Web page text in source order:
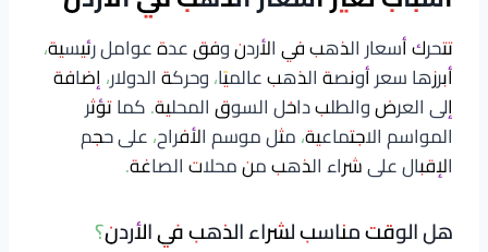
تتحرك أسعار الذهب في الأردن وفق عدة عوامل رئيسية،
أبرزها سعر أونصة الذهب عالميًا، وحركة الدولار، إضافة
إلى العرض والطلب داخل السوق المحلية. كما تؤثر
المواسم الاجتماعية، مثل موسم الأفراح، على حجم
الإقبال على شراء الذهب من محلات الصاغة.
هل الوقت مناسب لشراء الذهب في الأردن؟